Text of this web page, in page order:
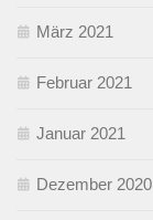
März 2021
Februar 2021
Januar 2021
Dezember 2020